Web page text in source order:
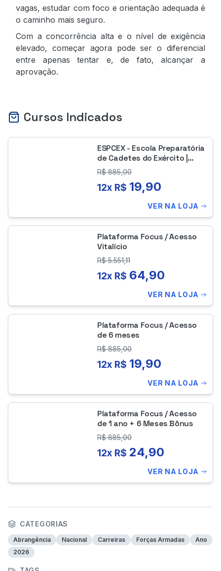
vagas, estudar com foco e orientação adequada é
o caminho mais seguro.
Com a concorrência alta e o nível de exigência
elevado, começar agora pode ser o diferencial
entre apenas tentar e, de fato, alcançar a
aprovação.
Cursos Indicados
ESPCEX - Escola Preparatória
de Cadetes do Exército |
Teoria + Questões
R$885,00
12x R$ 19,90
VER NA LOJA
Plataforma Focus / Acesso
Vitalício
R$5.551,11
12x R$ 64,90
VER NA LOJA
Plataforma Focus / Acesso
de 6 meses
R$885,00
12x R$ 19,90
VER NA LOJA
Plataforma Focus / Acesso
de 1 ano + 6 Meses Bônus
R$885,00
12x R$ 24,90
VER NA LOJA
CATEGORIAS
Abrangência Nacional Carreiras Forças Armadas
Ano
2026